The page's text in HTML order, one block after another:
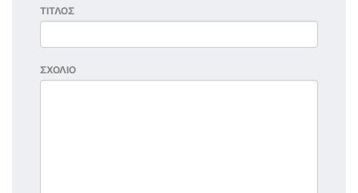
ΤΙΤΛΟΣ
ΣΧΟΛΙΟ